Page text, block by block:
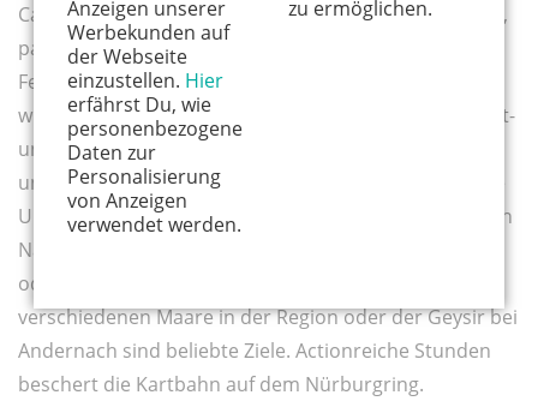
Anzeigen unserer
Werbekunden auf
der Webseite
einzustellen. Hier
erfährst Du, wie
personenbezogene
Daten zur
Personalisierung
von Anzeigen
verwendet werden.
zu ermöglichen.
Campingplatz liegt fußläufig am Wasser, wo ihr baden,
paddeln, tauchen und angeln könnt. In den NRW
Ferienzeiten sowie an einigen langen Wochenenden
wird ein sehr abwechslungsreiches Animations-, Sport-
und Unterhaltungsprogramm für Kinder, Jugendliche
und Familien angeboten. Außerdem lädt die vielfältige
Umgebung zu zahlreichen Ausflügen ein: Erkundet den
Nationalpark Eifel, besucht das Wildgehege Hellenthal
oder den Wild- und Erlebnispark in Daun. Auch die
verschiedenen Maare in der Region oder der Geysir bei
Andernach sind beliebte Ziele. Actionreiche Stunden
beschert die Kartbahn auf dem Nürburgring.